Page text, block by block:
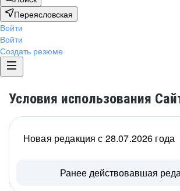
Переясловская
Войти
Войти
Создать резюме
Условия использования
Новая редакция с 28.07.2026 года
Ранее действовавшая